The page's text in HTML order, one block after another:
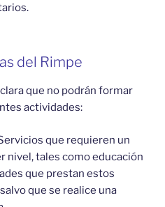
del Rimpe
que no podrán formar
actividades:
que requieren un
tales como educación
que prestan estos
que se realice una